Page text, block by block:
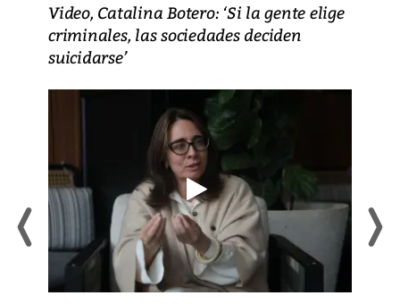
Video, Catalina Botero: ‘Si la gente elige
criminales, las sociedades deciden
suicidarse’